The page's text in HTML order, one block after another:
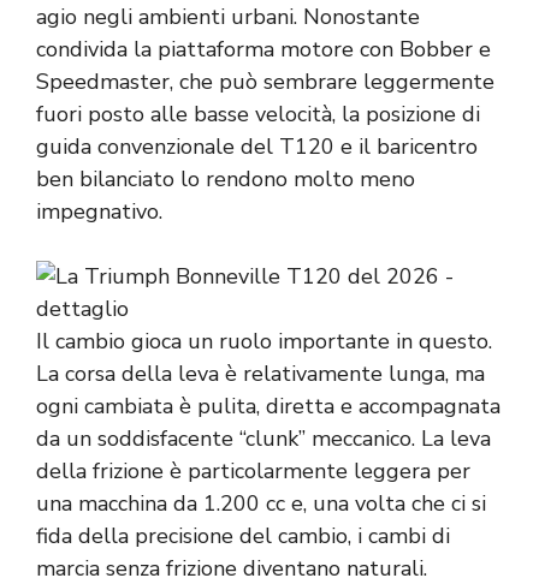
agio negli ambienti urbani. Nonostante
condivida la piattaforma motore con Bobber e
Speedmaster, che può sembrare leggermente
fuori posto alle basse velocità, la posizione di
guida convenzionale del T120 e il baricentro
ben bilanciato lo rendono molto meno
impegnativo.
Il cambio gioca un ruolo importante in questo.
La corsa della leva è relativamente lunga, ma
ogni cambiata è pulita, diretta e accompagnata
da un soddisfacente “clunk” meccanico. La leva
della frizione è particolarmente leggera per
una macchina da 1.200 cc e, una volta che ci si
fida della precisione del cambio, i cambi di
marcia senza frizione diventano naturali.